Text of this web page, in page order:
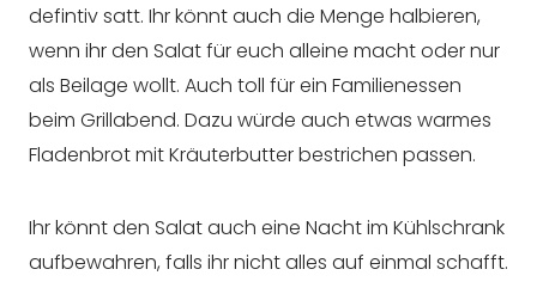
defintiv satt. Ihr könnt auch die Menge halbieren,
wenn ihr den Salat für euch alleine macht oder nur
als Beilage wollt. Auch toll für ein Familienessen
beim Grillabend. Dazu würde auch etwas warmes
Fladenbrot mit Kräuterbutter bestrichen passen.
Ihr könnt den Salat auch eine Nacht im Kühlschrank
aufbewahren, falls ihr nicht alles auf einmal schafft.